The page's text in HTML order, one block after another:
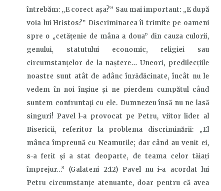
întrebăm: „E corect așa?” Sau mai important: „E după
voia lui Hristos?” Discriminarea îi trimite pe oameni
spre o „cetățenie de mâna a doua” din cauza culorii,
genului, statutului economic, religiei sau
circumstanțelor de la naștere… Uneori, predilecțiile
noastre sunt atât de adânc înrădăcinate, încât nu le
vedem în noi înșine și ne pierdem cumpătul când
suntem confruntați cu ele. Dumnezeu însă nu ne lasă
singuri! Pavel l-a provocat pe Petru, viitorlider al
Bisericii, referitor la problema discriminării: „El
mânca împreună cu Neamurile; dar când au venit ei,
s-a ferit şi a stat deoparte, de teama celor tăiaţi
împrejur…” (Galateni 2:12) Pavel nu i-a acordat lui
Petru circumstanțe atenuante, doar pentru că avea